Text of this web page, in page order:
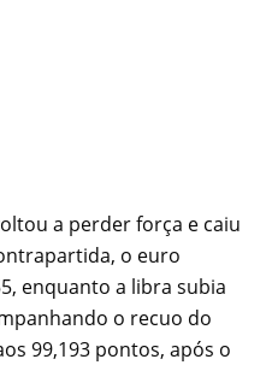
a perder força e caiu
o euro
enquanto a libra subia
o recuo do
99,193 pontos, após o